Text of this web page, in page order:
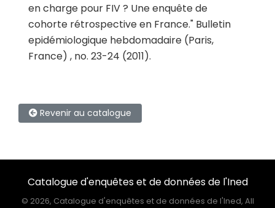
en charge pour FIV ? Une enquête de
cohorte rétrospective en France." Bulletin
epidémiologique hebdomadaire (Paris,
France) , no. 23-24 (2011).
Revenir au catalogue
Catalogue d'enquêtes et de données de l'Ined
© 2026, Catalogue d'enquêtes et de données de l'Ined, All